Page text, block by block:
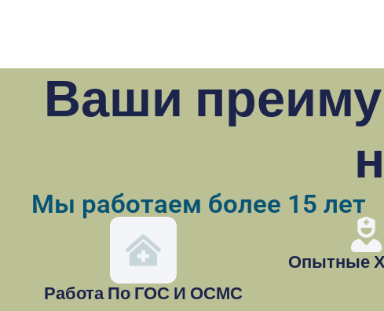
Ваши
Мы работаем более 15 лет
Работа По ГОС И ОСМС
Опытные